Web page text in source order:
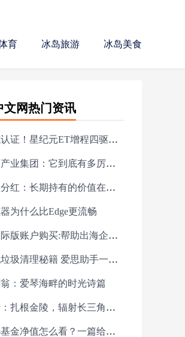
育 冰岛旅游 冰岛美食
文网热门资讯
央视权威认证！星纪元ET增程四驱荣获第五届《汽车风云盛典》“2024风云车”大
南京医药产业集团：它到底有多厉害？
华夏回报分红：长期持有的价值在哪里？
为什么比Edge更流畅
腾讯云国际版账户购买:帮助出海企业解决上云支付难题
苹果手机垃圾清理秘籍 爱思助手一键搞定
：爱琴海畔的时光诗篇
南京银行：扎根金陵，辐射长三角的金融力量
华夏精选基金净值怎么看？一篇给你讲透